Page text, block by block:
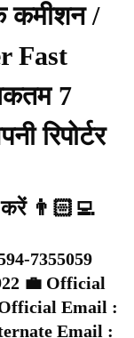
कमीशन /
Fast
7
रिपोर्टर
करें 👨🏻‍💻
7355059
💼 Official
Official Email :
Email :